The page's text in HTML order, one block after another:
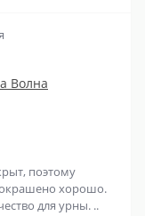
Волна
поэтому
хорошо.
для урны. ..